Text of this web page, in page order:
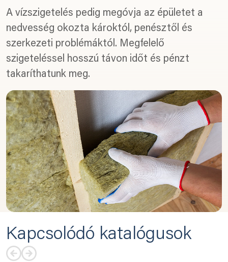
A vízszigetelés pedig megóvja az épületet a
nedvesség okozta károktól, penésztől és
szerkezeti problémáktól. Megfelelő
szigeteléssel hosszú távon időt és pénzt
takaríthatunk meg.
Kapcsolódó katalógusok